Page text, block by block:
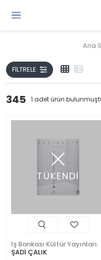
Ana
FILTRELE
345 1 adet ürün
TÜKENDİ
İş Bankası Kültür Yayınları
ŞADİ ÇALIK